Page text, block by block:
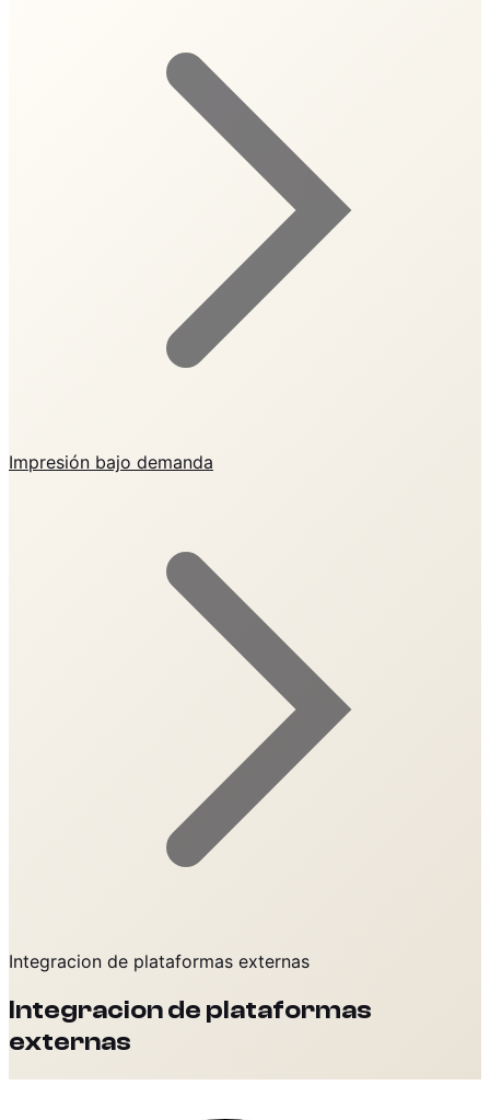
Impresión bajo demanda
Integracion de plataformas externas
Integracion de plataformas
externas